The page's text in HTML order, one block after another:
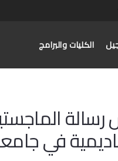
الكليات والبرامج
في